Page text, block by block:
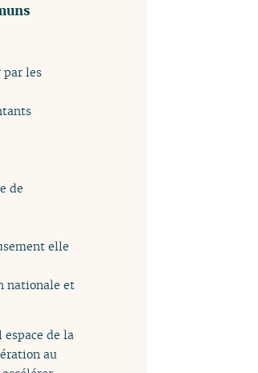
par les
de
elle
nationale et
de la
au